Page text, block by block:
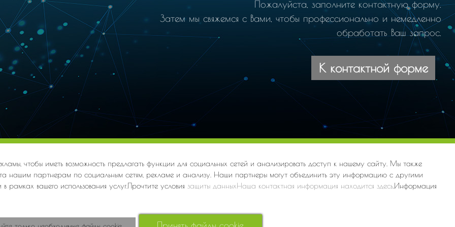
Пожалуйста, заполните контактную форму.
Затем мы свяжемся с Вами, чтобы профессионально и немедленно
обработать Ваш запрос.
К контактной форме
Webdesign by ARANES
Imprint
чтобы иметь возможность предлагать функции для социальных сетей и анализировать доступ к нашему сайту. Мы также
нашим партнерам по социальным сетям, рекламе и анализу. Наши партнеры могут объединить эту информацию с другими
вашего использования услуг.Прочтите условия защиты данныхНаша контактная информация находится здесь.Информация